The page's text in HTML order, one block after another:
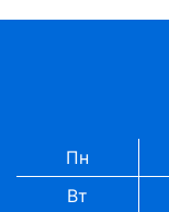
Пн
Вт